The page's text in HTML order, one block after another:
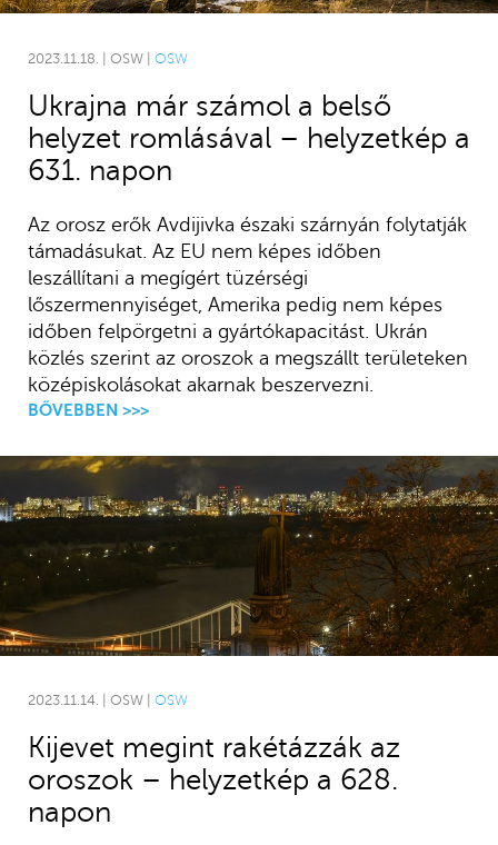
2023.11.18. | OSW | OSW
Ukrajna már számol a belső
helyzet romlásával – helyzetkép a
631. napon
Az orosz erők Avdijivka északi szárnyán folytatják
támadásukat. Az EU nem képes időben
leszállítani a megígért tüzérségi
lőszermennyiséget, Amerika pedig nem képes
időben felpörgetni a gyártókapacitást. Ukrán
közlés szerint az oroszok a megszállt területeken
középiskolásokat akarnak beszervezni.
BŐVEBBEN >>>
2023.11.14. | OSW | OSW
Kijevet megint rakétázzák az
oroszok – helyzetkép a 628.
napon